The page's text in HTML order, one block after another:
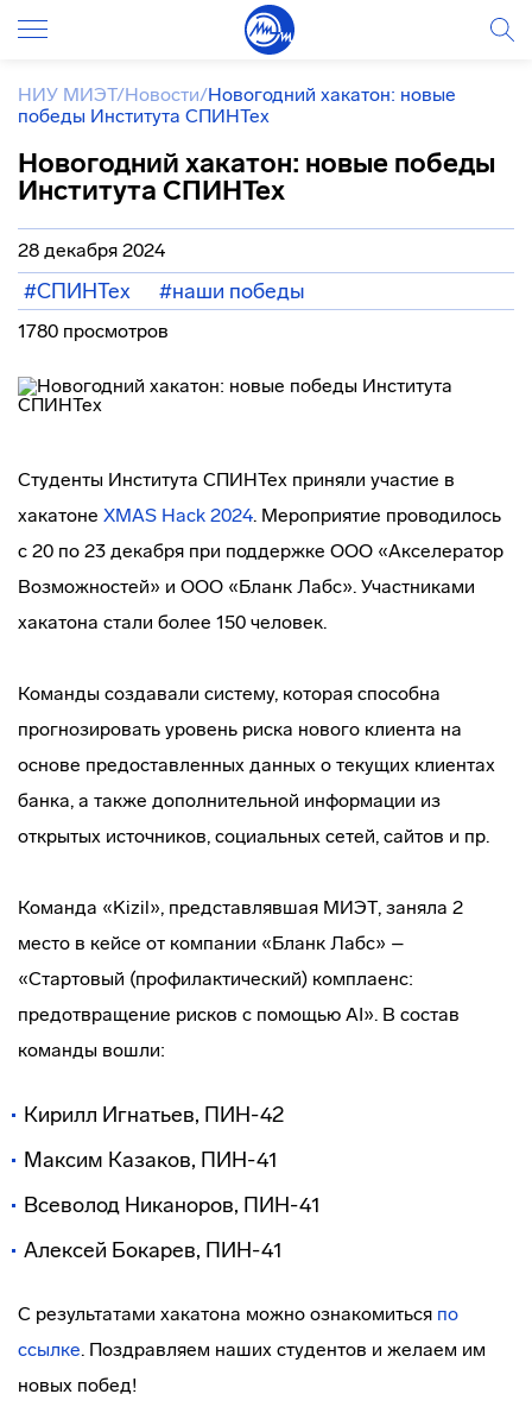
НИУ МИЭТ/Новости/Новогодний хакатон: новые
победы Института СПИНТех
Новогодний хакатон: новые победы
Института СПИНТех
28 декабря 2024
#СПИНТех #наши победы
1780 просмотров
Студенты Института СПИНТех приняли участие в
хакатоне XMAS Hack 2024. Мероприятие проводилось
с 20 по 23 декабря при поддержке ООО «Акселератор
Возможностей» и ООО «Бланк Лабс». Участниками
хакатона стали более 150 человек.
Команды создавали систему, которая способна
прогнозировать уровень риска нового клиента на
основе предоставленных данных о текущих клиентах
банка, а также дополнительной информации из
открытых источников, социальных сетей, сайтов и пр.
Команда «Kizil», представлявшая МИЭТ, заняла 2
место в кейсе от компании «Бланк Лабс» –
«Стартовый (профилактический) комплаенс:
предотвращение рисков с помощью AI». В состав
команды вошли:
Кирилл Игнатьев, ПИН-42
Максим Казаков, ПИН-41
Всеволод Никаноров, ПИН-41
Алексей Бокарев, ПИН-41
С результатами хакатона можно ознакомиться по
ссылке. Поздравляем наших студентов и желаем им
новых побед!